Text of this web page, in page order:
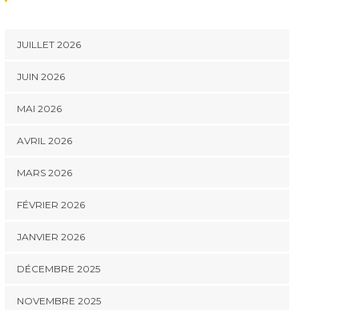
JUILLET 2026
JUIN 2026
MAI 2026
AVRIL 2026
MARS 2026
FÉVRIER 2026
JANVIER 2026
DÉCEMBRE 2025
NOVEMBRE 2025